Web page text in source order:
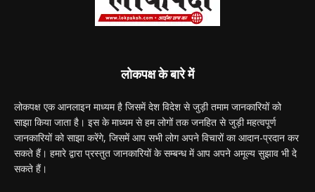
लोकपक्ष के बारे में
लोकपक्ष एक आनलाइन माध्यम है जिसमें देश विदेश से जुड़ी तमाम जानकारियों को
साझा किया जाता है। इस के माध्यम से हम लोगों तक जनहित से जुड़ी महत्वपूर्ण
जानकारियों को साझा करेंगे, जिसमें आप सभी लोग अपने विचारों का आदान-प्रदान कर
सकते हैं। हमारे द्वारा प्रस्तुत जानकारियों के सम्बन्ध में आप अपने अमूल्य सुझाव भी दे
सकते हैं।